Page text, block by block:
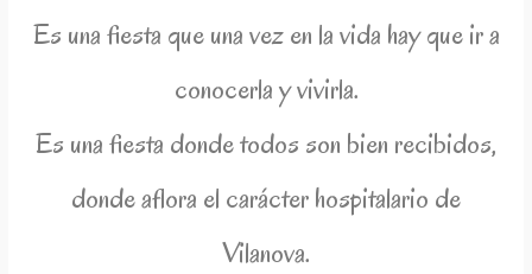
Es una fiesta que una vez en la vida hay que ir a
conocerla y vivirla.
Es una fiesta donde todos son bien recibidos,
donde aflora el carácter hospitalario de
Vilanova.